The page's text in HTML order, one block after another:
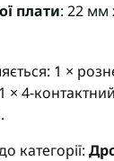
плати: 22 мм
1 ×
4-контактний
категорії: